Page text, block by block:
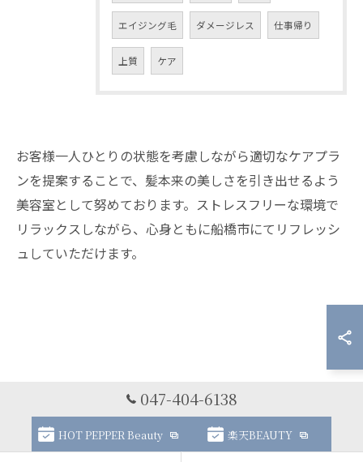
エイジング毛 ダメージレス 仕事帰り
上質 ケア
お客様一人ひとりの状態を考慮しながら適切なケアプラ
ンを提案することで、髪本来の美しさを引き出せるよう
美容室として努めております。ストレスフリーな環境で
リラックスしながら、心身ともに船橋市にてリフレッシ
ュしていただけます。
047-404-6138
HOT PEPPER Beauty 楽天BEAUTY